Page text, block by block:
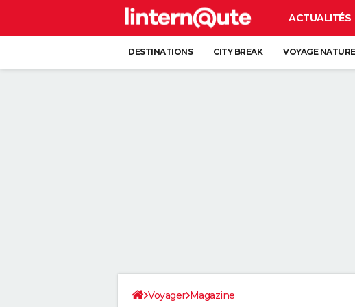
ACTUALITÉS
DESTINATIONS CITY BREAK VOYAGE NATURE
Voyager Magazine